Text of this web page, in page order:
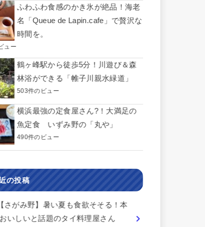
ふわふわ食感のかき氷が絶品！海老
名「Queue de Lapin.cafe」で贅沢な
時間を。
ュー
鶴ヶ峰駅から徒歩5分！川遊び＆森
林浴ができる「帷子川親水緑道」
503件のビュー
横浜最強の定食屋さん?！大満足の
魚定食 いずみ野の「丸や」
490件のビュー
の投稿
【さがみ野】暑い夏も食欲そそる！本
いしいと話題のタイ料理屋さん